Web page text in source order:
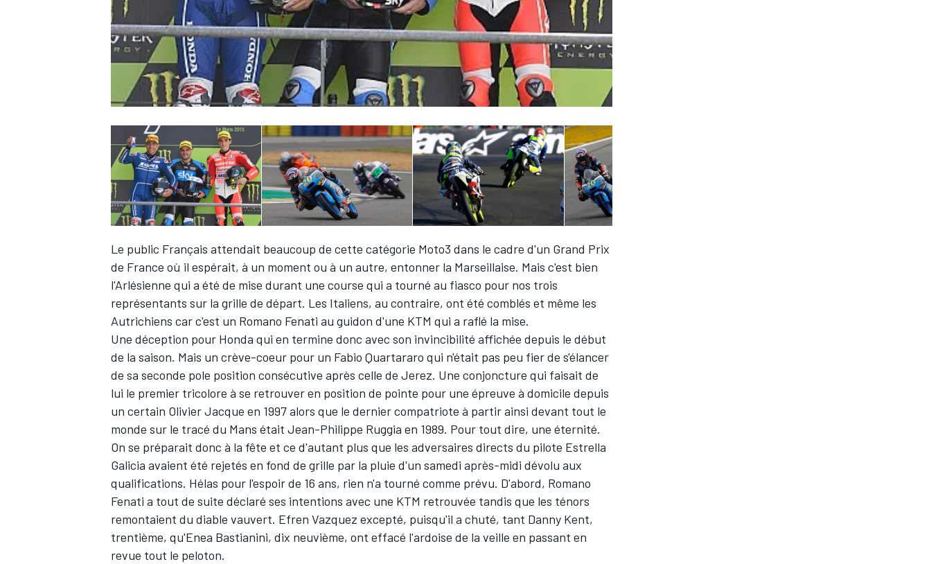
WRC
WEC
Le public Français attendait beaucoup de cette catégorie Moto3 dans le cadre d'un Grand Prix
de France où il espérait, à un moment ou à un autre, entonner la Marseillaise. Mais c'est bien
l'Arlésienne qui a été de mise durant une course qui a tourné au fiasco pour nos trois
représentants sur la grille de départ. Les Italiens, au contraire, ont été comblés et même les
Autrichiens car c'est un Romano Fenati au guidon d'une KTM qui a raflé la mise.
Une déception pour Honda qui en termine donc avec son invincibilité affichée depuis le début
de la saison. Mais un crève-coeur pour un Fabio Quartararo qui n'était pas peu fier de s'élancer
de sa seconde pole position consécutive après celle de Jerez. Une conjoncture qui faisait de
lui le premier tricolore à se retrouver en position de pointe pour une épreuve à domicile depuis
un certain Olivier Jacque en 1997 alors que le dernier compatriote à partir ainsi devant tout le
monde sur le tracé du Mans était Jean-Philippe Ruggia en 1989. Pour tout dire, une éternité.
On se préparait donc à la fête et ce d'autant plus que les adversaires directs du pilote Estrella
Galicia avaient été rejetés en fond de grille par la pluie d'un samedi après-midi dévolu aux
qualifications. Hélas pour l'espoir de 16 ans, rien n'a tourné comme prévu. D'abord, Romano
Fenati a tout de suite déclaré ses intentions avec une KTM retrouvée tandis que les ténors
remontaient du diable vauvert. Efren Vazquez excepté, puisqu'il a chuté, tant Danny Kent,
trentième, qu'Enea Bastianini, dix neuvième, ont effacé l'ardoise de la veille en passant en
revue tout le peloton.